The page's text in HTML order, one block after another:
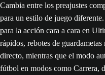
Cambia entre los preajustes
para un estilo de juego
para la acción cara a cara en
rápidos, rebotes de
directo, mientras que el modo
fútbol en modos como Carrera,